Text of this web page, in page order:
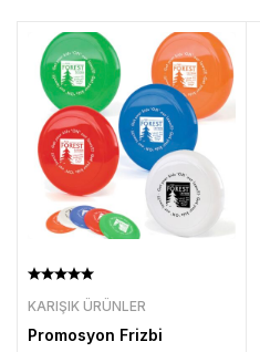
KARIŞIK ÜRÜNLER
Promosyon Frizbi